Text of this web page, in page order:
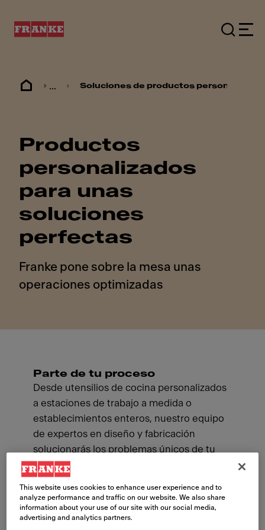
... Soluciones de productos
Productos
personalizados
para unas
soluciones
perfectas
Franke pone sobre la mesa unas
operaciones optimizadas
Parte de tu proceso
Desde utensilios de cocina personalizados
a estaciones de trabajo a medida o
establecimientos enteros, nuestro equipo
de expertos en diseño y fabricación
solucionarás los problemas únicos de tu
negocio, mejorando la eficacia, la
productividad y la satisfacción. Nuestro
minucioso análisis del flujo de trabajo no se
basa únicamente en décadas de
This website uses cookies to enhance user experience and to
analyze performance and traffic on our website. We also share
information about your use of our site with our social media,
advertising and analytics partners.